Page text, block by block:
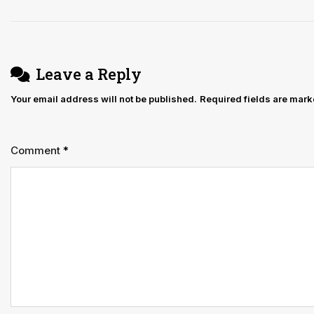
Leave a Reply
Your email address will not be published. Required fields are
Comment *